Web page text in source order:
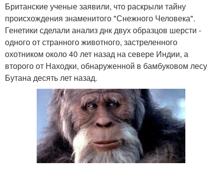
Британские ученые заявили, что раскрыли тайну
происхождения знаменитого "Снежного Человека".
Генетики сделали анализ днк двух образцов шерсти -
одного от странного животного, застреленного
охотником около 40 лет назад на севере Индии, а
второго от Находки, обнаруженной в бамбуковом лесу
Бутана десять лет назад.